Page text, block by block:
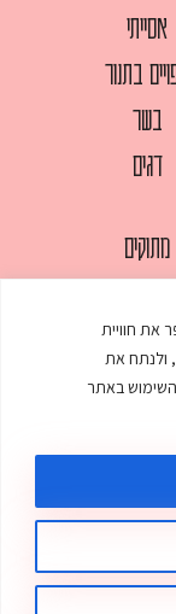
את חוויית
ולנתח את
באתר
אסייתי
בתנור
בשר
דגים
מתוקים
עוגות
עוף
אתר